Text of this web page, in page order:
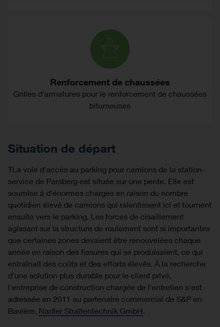
Renforcement de chaussées
Grilles d’armatures pour le renforcement de chaussées
bitumeuses
Situation de départ
TLa voie d'accès au parking pour camions de la station-
service de Parsberg est située sur une pente. Elle est
soumise à d'énormes charges en raison du nombre
quotidien élevé de camions qui ralentissent ici et tournent
ensuite vers le parking. Les forces de cisaillement
agissant sur la structure de roulement sont si importantes
que certaines zones devaient être renouvelées chaque
année en raison des fissures qui se produisaient, ce qui
entraînait des coûts et des efforts élevés. À la recherche
d'une solution plus durable pour le client privé,
l'entreprise de construction chargée de l'entretien s'est
adressée en 2011 au partenaire commercial de S&P en
Bavière, Nadler Straßentechnik GmbH.